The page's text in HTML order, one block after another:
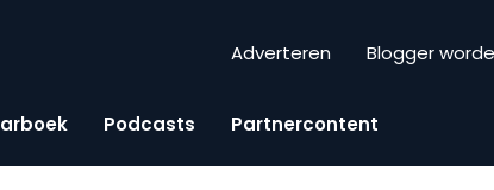
Adverteren Blogger
Podcasts Partnercontent